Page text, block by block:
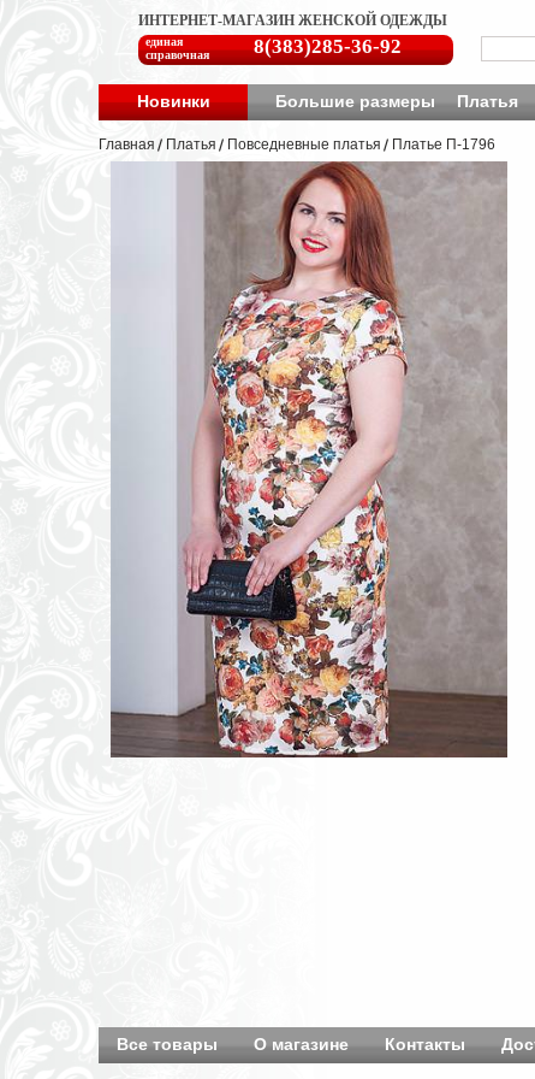
ИНТЕРНЕТ-МАГАЗИН ЖЕНСКОЙ ОДЕЖДЫ
единая
справочная
8(383)285-36-92
Новинки Большие размеры Платья
Главная Платья Повседневные платья Платье П-1796
Все товары О магазине Контакты